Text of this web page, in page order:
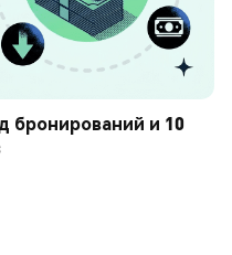
бронирований и 10